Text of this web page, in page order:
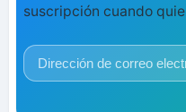
suscripción cuando